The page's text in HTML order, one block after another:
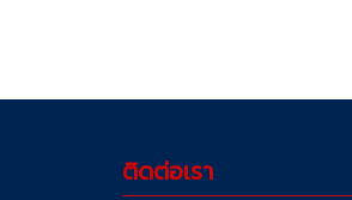
ติดต่อเรา